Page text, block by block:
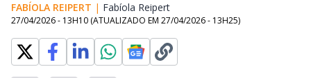
FABÍOLA REIPERT | Fabíola Reipert
27/04/2026 - 13H10 (ATUALIZADO EM 27/04/2026 - 13H25)